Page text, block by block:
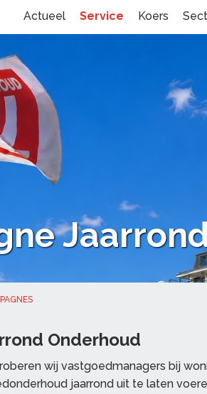
Actueel Service Koers
Onderhoud
wij vastgoedmanagers bij
jaarrond uit te laten